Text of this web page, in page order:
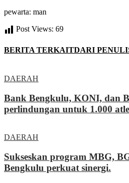
pewarta: man
Post Views: 69
BERITA TERKAITDARI
DAERAH
Bank Bengkulu, KONI, dan
perlindungan untuk 1.000
DAERAH
Sukseskan program MBG,
Bengkulu perkuat sinergi.